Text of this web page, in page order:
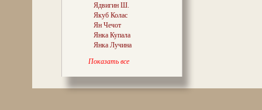
Ядвигин Ш.
Якуб Колас
Ян Чечот
Янка Купала
Янка Лучина
Показать все